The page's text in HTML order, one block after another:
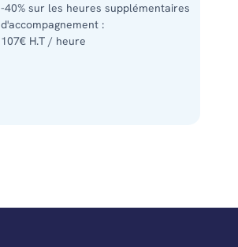
-40% sur les heures supplémentaires
d'accompagnement :
107€ H.T / heure